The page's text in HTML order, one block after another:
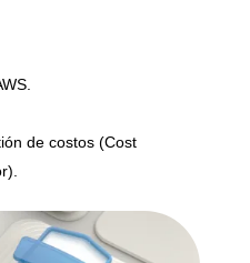
de costos (Cost